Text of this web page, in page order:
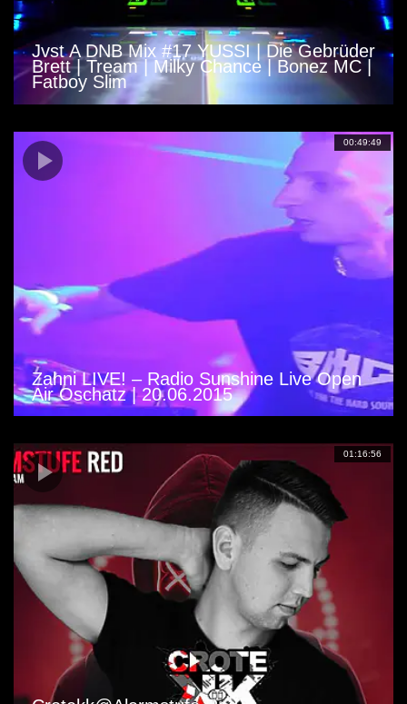
Jvst A DNB Mix #17 YUSSI | Die Gebrüder
Brett | Tream | Milky Chance | Bonez MC |
Fatboy Slim
00:49:49
Zahni LIVE! – Radio Sunshine Live Open
Air Oschatz | 20.06.2015
01:16:56